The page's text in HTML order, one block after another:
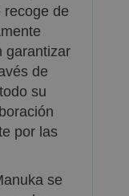
recoge de
garantizar
de
su
por las
se